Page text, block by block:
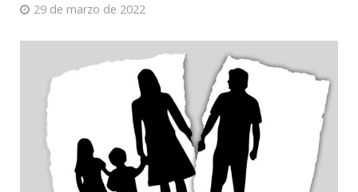
29 de marzo de 2022